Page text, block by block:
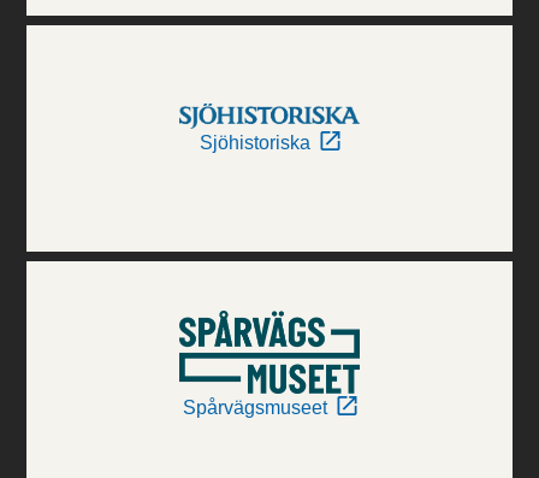
Sjöhistoriska
Spårvägsmuseet